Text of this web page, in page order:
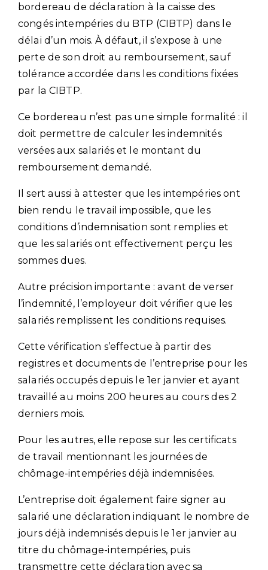
bordereau de déclaration à la caisse des
congés intempéries du BTP (CIBTP) dans le
délai d’un mois. À défaut, il s’expose à une
perte de son droit au remboursement, sauf
tolérance accordée dans les conditions fixées
par la CIBTP.
Ce bordereau n’est pas une simple formalité : il
doit permettre de calculer les indemnités
versées aux salariés et le montant du
remboursement demandé.
Il sert aussi à attester que les intempéries ont
bien rendu le travail impossible, que les
conditions d’indemnisation sont remplies et
que les salariés ont effectivement perçu les
sommes dues.
Autre précision importante : avant de verser
l’indemnité, l’employeur doit vérifier que les
salariés remplissent les conditions requises.
Cette vérification s’effectue à partir des
registres et documents de l’entreprise pour les
salariés occupés depuis le 1er janvier et ayant
travaillé au moins 200 heures au cours des 2
derniers mois.
Pour les autres, elle repose sur les certificats
de travail mentionnant les journées de
chômage-intempéries déjà indemnisées.
L’entreprise doit également faire signer au
salarié une déclaration indiquant le nombre de
jours déjà indemnisés depuis le 1er janvier au
titre du chômage-intempéries, puis
transmettre cette déclaration avec sa